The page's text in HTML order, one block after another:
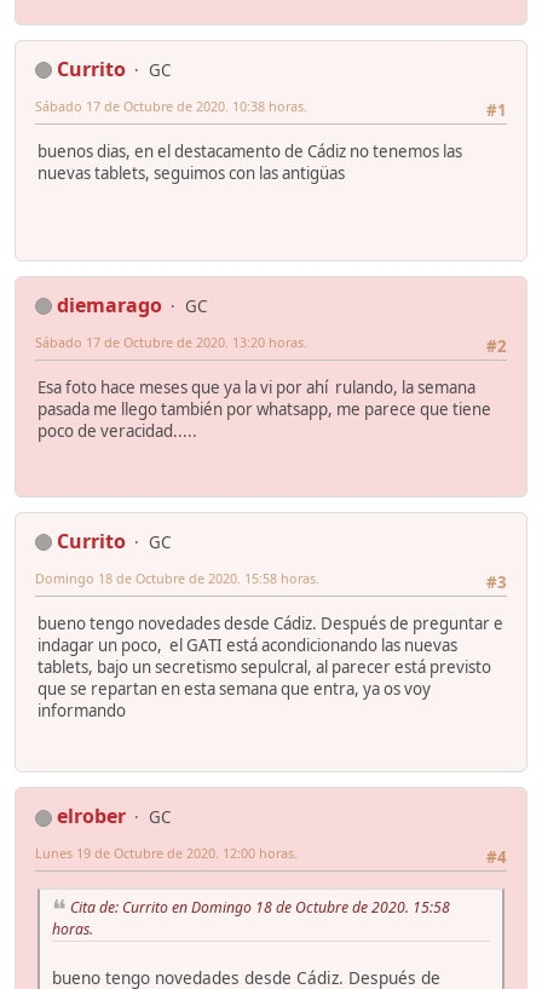
Currito
GC
#1
Sábado 17 de Octubre de 2020. 10:38 horas.
buenos dias, en el destacamento de Cádiz no tenemos las
nuevas tablets, seguimos con las antigüas
diemarago
GC
#2
Sábado 17 de Octubre de 2020. 13:20 horas.
Esa foto hace meses que ya la vi por ahí rulando, la semana
pasada me llego también por whatsapp, me parece que tiene
poco de veracidad.....
Currito
GC
#3
Domingo 18 de Octubre de 2020. 15:58 horas.
bueno tengo novedades desde Cádiz. Después de preguntar e
indagar un poco, el GATI está acondicionando las nuevas
tablets, bajo un secretismo sepulcral, al parecer está previsto
que se repartan en esta semana que entra, ya os voy
informando
elrober
GC
#4
Lunes 19 de Octubre de 2020. 12:00 horas.
Cita de: Currito en Domingo 18 de Octubre de 2020. 15:58
horas.
bueno tengo novedades desde Cádiz. Después de